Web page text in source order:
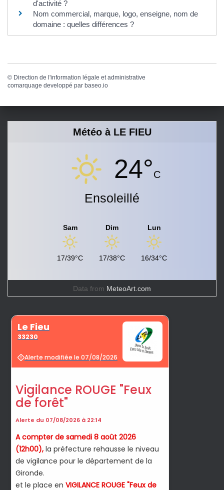
d'activité ?
Nom commercial, marque, logo, enseigne, nom de
domaine : quelles différences ?
© Direction de l'information légale et administrative
comarquage developpé par baseo.io
Météo à LE FIEU
24°C
Ensoleillé
Sam
17/39°C
Dim
17/38°C
Lun
16/34°C
Data from MeteoArt.com